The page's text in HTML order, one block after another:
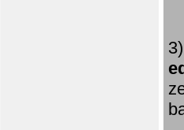
3)